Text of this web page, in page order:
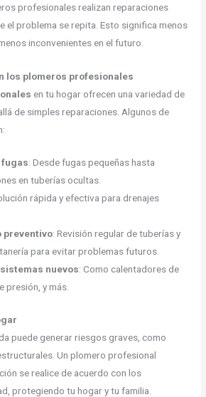
profesionales realizan reparaciones
el problema se repita. Esto significa menos
inconvenientes en el futuro.
los plomeros profesionales
en tu hogar ofrecen una variedad de
de simples reparaciones. Algunos de
fugas: Desde fugas pequeñas hasta
en tuberías ocultas.
rápida y efectiva para drenajes
preventivo: Revisión regular de tuberías y
para evitar problemas futuros.
nuevos: Como calentadores de
presión, y más.
puede generar riesgos graves, como
Un plomero profesional
se realice de acuerdo con los
protegiendo tu hogar y tu familia.